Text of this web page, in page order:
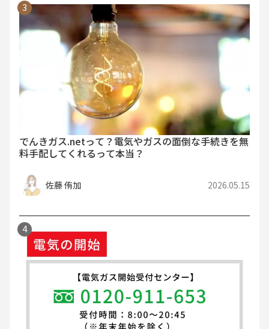
でんきガス.netって？電気やガスの面倒な手続きを無
料手配してくれるって本当？
佐藤 侑加 2026.05.15